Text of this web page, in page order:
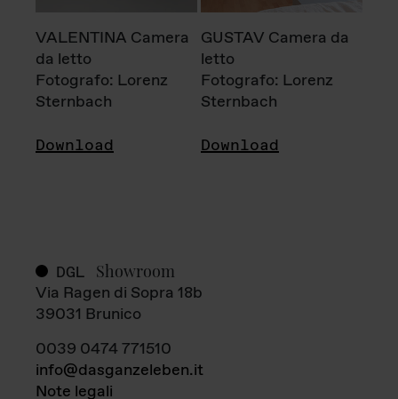
VALENTINA Camera
da letto
Fotografo: Lorenz
Sternbach
Download
GUSTAV Camera da
letto
Fotografo: Lorenz
Sternbach
Download
DGL Showroom
Via Ragen di Sopra 18b
39031 Brunico
0039 0474 771510
info@dasganzeleben.it
Note legali